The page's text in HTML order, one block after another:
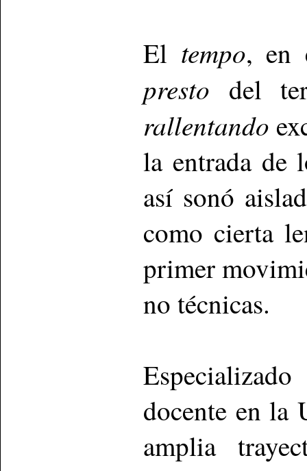
El tempo, en
presto del
rallentando
la entrada de
así sonó
como cierta
primer
no técnicas.
docente en la
amplia